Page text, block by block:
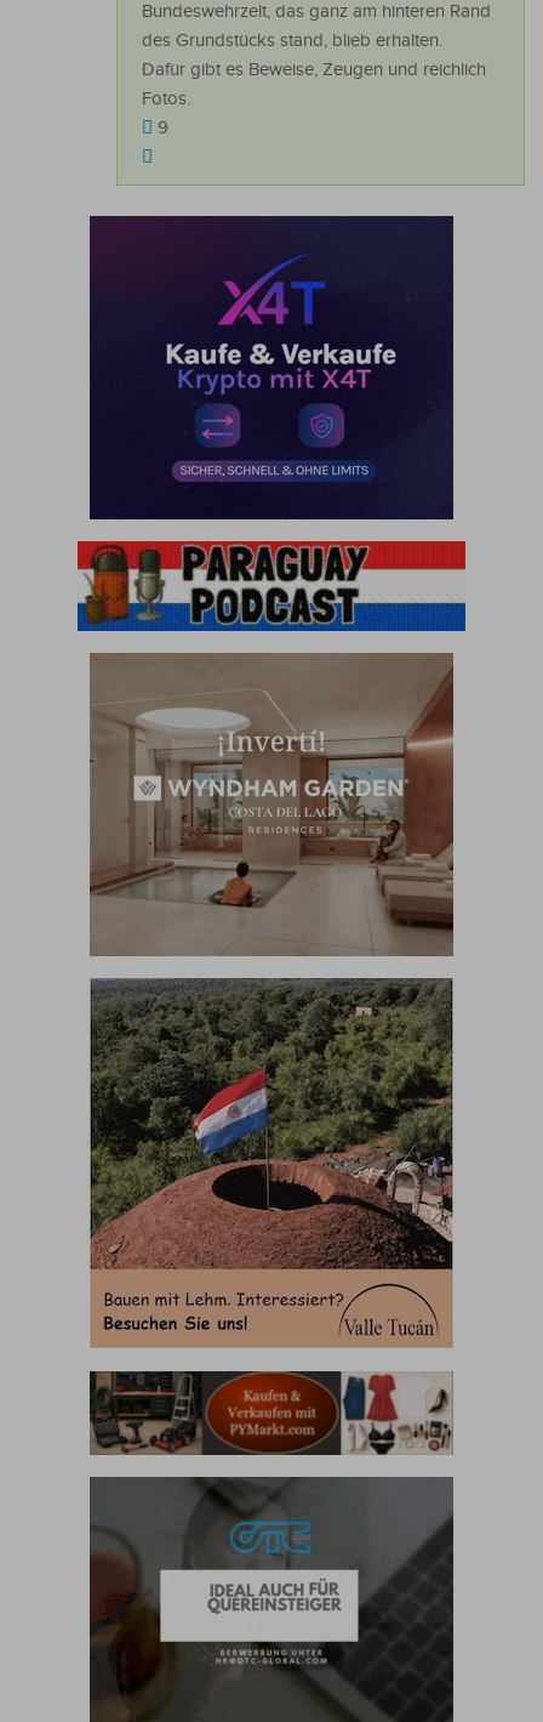
Bundeswehrzelt, das ganz am hinteren Rand
des Grundstücks stand, blieb erhalten.
Dafür gibt es Beweise, Zeugen und reichlich
Fotos.
9